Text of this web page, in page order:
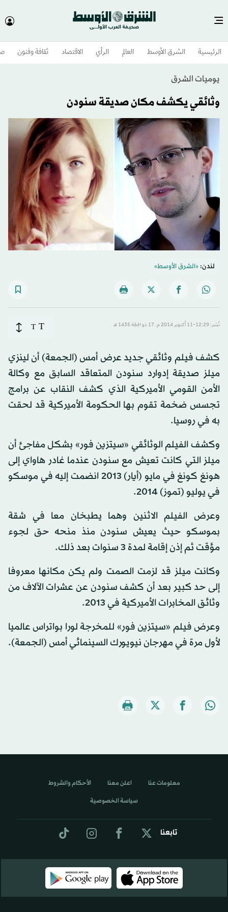
الرئيسية الشرق الأوسط​ العالم الرأي الاقتصاد ثقافة وفنون
يوميات الشرق
وثائقي يكشف مكان صديقة سنودن
لندن:«الشرق الأوسط»
نُشر: 12:29-11 أكتوبر 2014 م ـ 17 ذو الحِجّة 1435 هـ T
T
كشف فيلم وثائقي جديد عرض أمس (الجمعة) أن لينزي
ميلز صديقة إدوارد سنودن المتعاقد السابق مع وكالة
الأمن القومي الأميركية الذي كشف النقاب عن برامج
تجسس ضخمة تقوم بها الحكومة الأميركية قد لحقت
به في روسيا.
وكشف الفيلم الوثائقي «سيتزين فور» بشكل مفاجئ أن
ميلز التي كانت تعيش مع سنودن عندما غادر هاواي إلى
هونغ كونغ في مايو (أيار) 2013 انضمت إليه في موسكو
في يوليو (تموز) 2014.
وعرض الفيلم الاثنين وهما يطبخان معا في شقة
بموسكو حيث يعيش سنودن منذ منحه حق لجوء
مؤقت ثم إذن إقامة لمدة 3 سنوات بعد ذلك.
وكانت ميلز قد لزمت الصمت ولم يكن مكانها معروفا
إلى حد كبير بعد أن كشف سنودن عن عشرات الآلاف من
وثائق المخابرات الأميركية في 2013.
وعرض فيلم «سيتزين فور» للمخرجة لورا بواتراس عالميا
لأول مرة في مهرجان نيويورك السينمائي أمس (الجمعة).
تابعنا
معلومات عنا اعلن معنا الأحكام والشروط
سياسة الخصوصية